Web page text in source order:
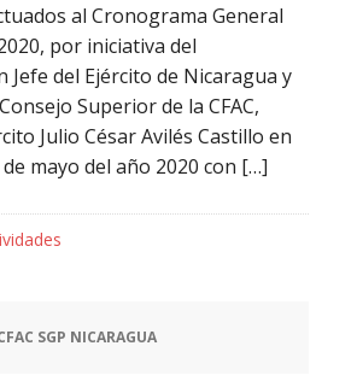
al Cronograma General
por iniciativa del
Jefe del Ejército de Nicaragua y
Superior de la CFAC,
Julio César Avilés Castillo en
mayo del año 2020 con […]
SGP NICARAGUA